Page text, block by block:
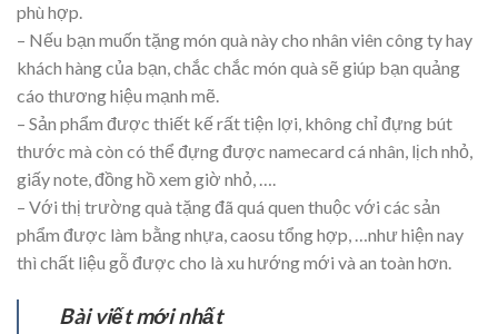
phù hợp.
– Nếu bạn muốn tặng món quà này cho nhân viên công ty hay
khách hàng của bạn, chắc chắc món quà sẽ giúp bạn quảng
cáo thương hiệu mạnh mẽ.
– Sản phẩm được thiết kế rất tiện lợi, không chỉ đựng bút
thước mà còn có thể đựng được namecard cá nhân, lịch nhỏ,
giấy note, đồng hồ xem giờ nhỏ, ….
– Với thị trường quà tặng đã quá quen thuộc với các sản
phẩm được làm bằng nhựa, caosu tổng hợp, …như hiện nay
thì chất liệu gỗ được cho là xu hướng mới và an toàn hơn.
Bài viết mới nhất